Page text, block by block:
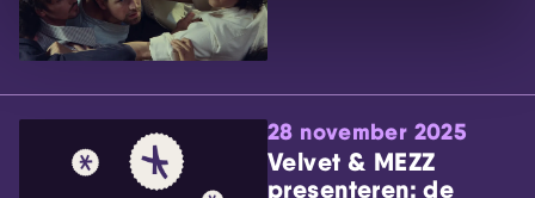
28 november 2025
Velvet & MEZZ
presenteren: de